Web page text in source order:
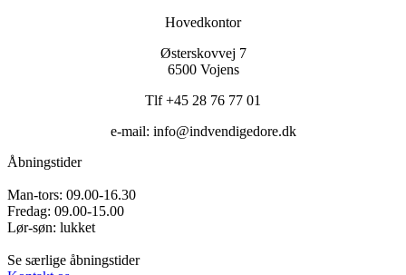
Hovedkontor
Østerskovvej 7
6500 Vojens
Tlf +45 28 76 77 01
e-mail: info@indvendigedore.dk
Åbningstider
Man-tors: 09.00-16.30
Fredag: 09.00-15.00
Lør-søn: lukket
Se særlige åbningstider